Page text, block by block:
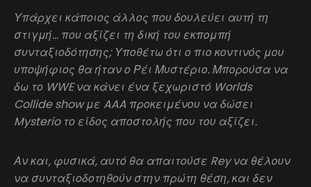
Υπάρχει κάποιος άλλος που δουλεύει αυτή τη
στιγμή… που αξίζει τη δική του εκπομπή
συνταξιοδότησης; Υποθέτω ότι ο πιο κοντινός μου
υποψήφιος θα ήταν ο Ρέι Μυστέριο. Μπορούσα να
δω το WWE να κάνει ένα ξεχωριστό Worlds
Collide show με AAA προκειμένου να δώσει
Mysterio το είδος αποστολής που του αξίζει.
Αν και, φυσικά, αυτό θα απαιτούσε Rey να θέλουν
να συνταξιοδοτηθούν στην πρώτη θέση, και δεν